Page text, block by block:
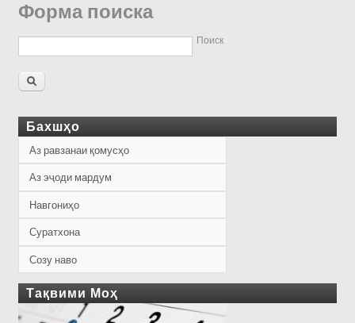
Форма поиска
Поиск
Бахшҳо
Аз равзанаи қомусҳо
Аз эҷоди мардум
Навгониҳо
Суратхона
Созу наво
Тақвими Моҳ